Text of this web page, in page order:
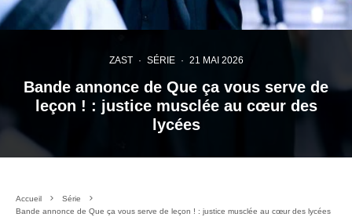
ZAST · SÉRIE · 21 MAI 2026
Bande annonce de Que ça vous serve de
leçon ! : justice musclée au cœur des
lycées
Accueil
Série
Bande annonce de Que ça vous serve de leçon ! : justice musclée au cœur des lycées